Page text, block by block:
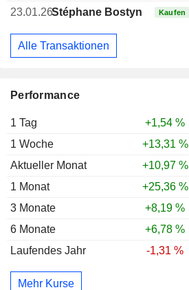
Performance
1 Tag
+1,54 %
1 Woche
+13,31 %
Aktueller Monat
+10,97 %
1 Monat
+25,36 %
3 Monate
+8,19 %
6 Monate
+6,78 %
Laufendes Jahr
-1,31 %
Mehr Kurse
23.01.26Stéphane Bostyn Kaufen
Alle Transaktionen